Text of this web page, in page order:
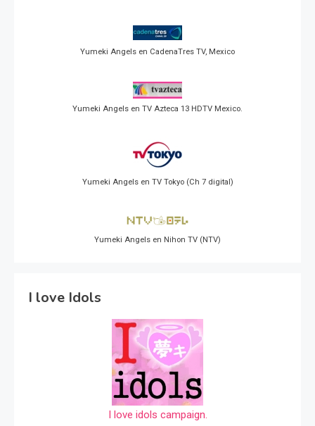
Yumeki Angels en CadenaTres TV, Mexico
Yumeki Angels en TV Azteca 13 HDTV Mexico.
Yumeki Angels en TV Tokyo (Ch 7 digital)
Yumeki Angels en Nihon TV (NTV)
I love Idols
I love idols campaign.